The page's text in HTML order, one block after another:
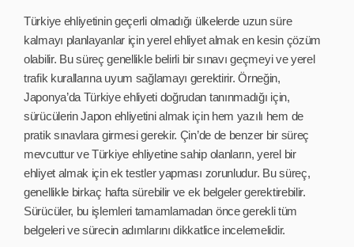
Türkiye ehliyetinin geçerli olmadığı ülkelerde uzun süre
kalmayı planlayanlar için yerel ehliyet almak en kesin çözüm
olabilir. Bu süreç genellikle belirli bir sınavı geçmeyi ve yerel
trafik kurallarına uyum sağlamayı gerektirir. Örneğin,
Japonya’da Türkiye ehliyeti doğrudan tanınmadığı için,
sürücülerin Japon ehliyetini almak için hem yazılı hem de
pratik sınavlara girmesi gerekir. Çin’de de benzer bir süreç
mevcuttur ve Türkiye ehliyetine sahip olanların, yerel bir
ehliyet almak için ek testler yapması zorunludur. Bu süreç,
genellikle birkaç hafta sürebilir ve ek belgeler gerektirebilir.
Sürücüler, bu işlemleri tamamlamadan önce gerekli tüm
belgeleri ve sürecin adımlarını dikkatlice incelemelidir.